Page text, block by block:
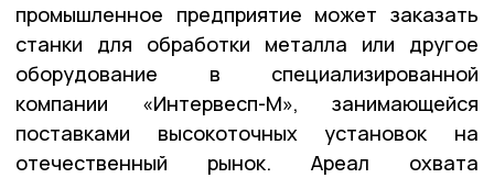
промышленное предприятие может заказать
станки для обработки металла или другое
оборудование в специализированной
компании «Интервесп-М», занимающейся
поставками высокоточных установок на
отечественный рынок. Ареал охвата